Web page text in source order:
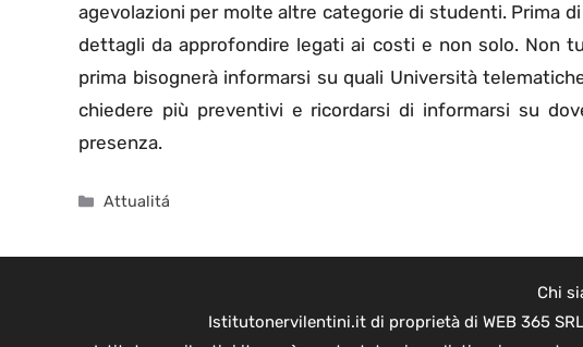
agevolazioni per molte altre categorie di studenti. Prima
dettagli da approfondire legati ai costi e non solo. Non
prima bisognerà informarsi su quali Università
chiedere più preventivi e ricordarsi di informarsi su
presenza.
Categorie
Attualitá
Chi
Istitutonervilentini.it di proprietà di WEB 365